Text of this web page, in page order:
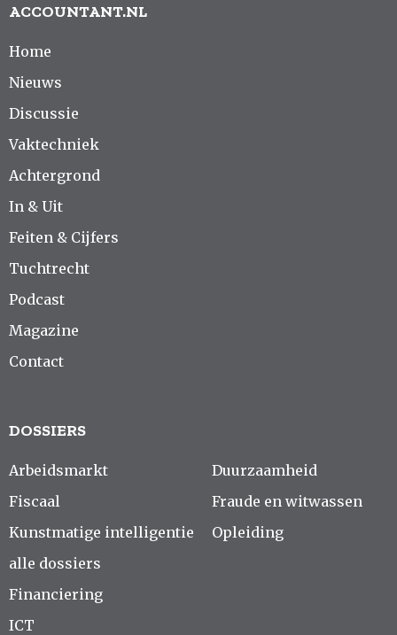
ACCOUNTANT.NL
Home
Nieuws
Discussie
Vaktechniek
Achtergrond
In & Uit
Feiten & Cijfers
Tuchtrecht
Podcast
Magazine
Contact
DOSSIERS
Arbeidsmarkt
Fiscaal
Kunstmatige intelligentie
alle dossiers
Duurzaamheid
Fraude en witwassen
Opleiding
Financiering
ICT